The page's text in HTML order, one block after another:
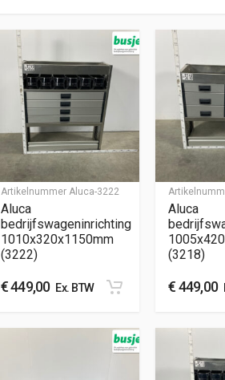
Artikelnummer Aluca-3222
Aluca
bedrijfswageninrichting
1010x320x1150mm
(3222)
€449,00Ex. BTW
Aluca
(3218)
€449,00